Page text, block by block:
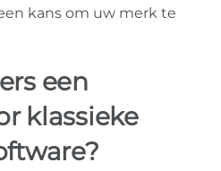
kans om uw merk te
een
klassieke